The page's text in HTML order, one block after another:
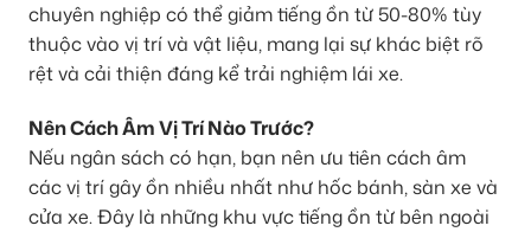
chuyên nghiệp có thể giảm tiếng ồn từ 50-80% tùy
thuộc vào vị trí và vật liệu, mang lại sự khác biệt rõ
rệt và cải thiện đáng kể trải nghiệm lái xe.
Nên Cách Âm Vị Trí Nào Trước?
Nếu ngân sách có hạn, bạn nên ưu tiên cách âm
các vị trí gây ồn nhiều nhất như hốc bánh, sàn xe và
cửa xe. Đây là những khu vực tiếng ồn từ bên ngoài